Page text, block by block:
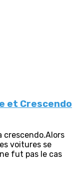
et Crescendo
crescendo.Alors
voitures se
fut pas le cas